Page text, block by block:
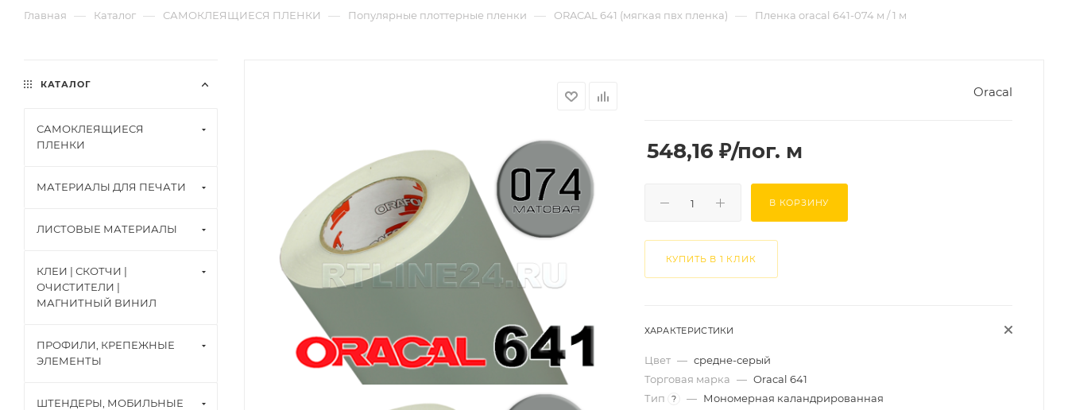
Главная — Каталог — САМОКЛЕЯЩИЕСЯ ПЛЕНКИ — Популярные плоттерные пленки — ORACAL 641 (мягкая пвх пленка) — Пленка oracal 641-074 м / 1 м
Oracal
548,16 ₽/пог. м
В КОРЗИНУ
КУПИТЬ В 1 КЛИК
ХАРАКТЕРИСТИКИ
Цвет — средне-серый
Торговая марка — Oracal 641
Тип
? — Мономерная каландрированная
КАТАЛОГ
САМОКЛЕЯЩИЕСЯ
ПЛЕНКИ
МАТЕРИАЛЫ ДЛЯ ПЕЧАТИ
ЛИСТОВЫЕ МАТЕРИАЛЫ
КЛЕИ | СКОТЧИ |
ОЧИСТИТЕЛИ |
МАГНИТНЫЙ ВИНИЛ
ПРОФИЛИ, КРЕПЕЖНЫЕ
ЭЛЕМЕНТЫ
ШТЕНДЕРЫ, МОБИЛЬНЫЕ